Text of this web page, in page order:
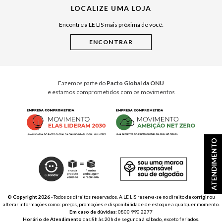
ATENDIMENTO
Cuidados Casa
LOCALIZE UMA LOJA
Encontre a LE LIS mais próxima de você:
Fazemos parte do Pacto Global da ONU
e estamos comprometidos com os movimentos
© Copyright 2026- Todos os direitos reservados. A LE LIS reserva-se no direito de corrigir ou
alterar informações como: preços, promoções e disponibilidade de estoque a qualquer momento.
Em caso de dúvidas: 0800 990 2277
Horário de Atendimento das 8h às 20h de segunda à sábado, exceto feriados.